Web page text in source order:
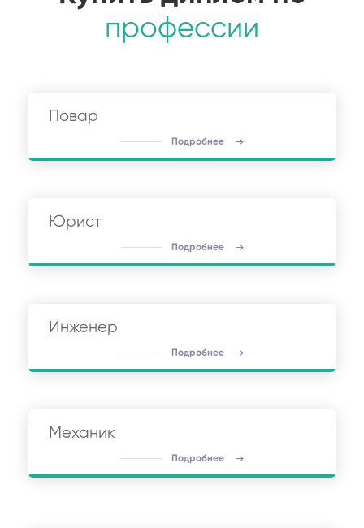
профессии
Повар
Подробнее
Юрист
Подробнее
Инженер
Подробнее
Механик
Подробнее